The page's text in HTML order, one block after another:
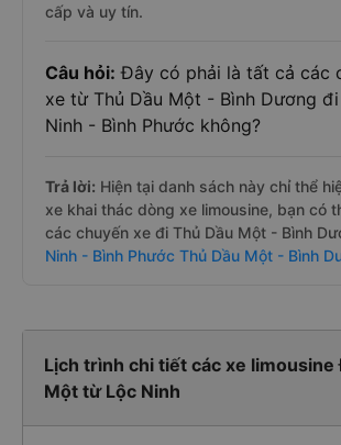
cấp và uy tín.
Câu hỏi: Đây có phải là tất cả các
xe từ Thủ Dầu Một - Bình Dương
Ninh - Bình Phước không?
Trả lời: Hiện tại danh sách này chỉ thể
xe khai thác dòng xe limousine, bạn có
các chuyến xe đi Thủ Dầu Một - Bình
Ninh - Bình Phước Thủ Dầu Một - Bình
Lịch trình chi tiết các xe limousine
Một từ Lộc Ninh